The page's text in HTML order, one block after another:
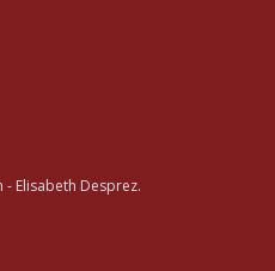
Elisabeth Desprez.